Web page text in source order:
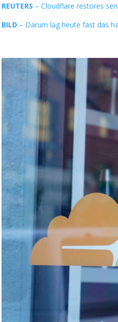
REUTERS – Cloudflare restores
BILD – Darum lag heute fast das